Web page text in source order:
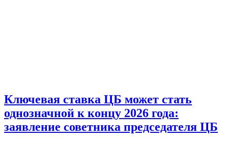
Ключевая ставка ЦБ может стать
однозначной к концу 2026 года:
заявление советника председателя ЦБ